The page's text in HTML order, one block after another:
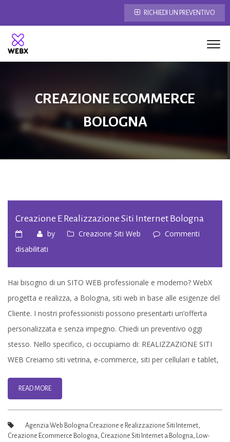
RICHIEDI UN PREVENTIVO
CREAZIONE ECOMMERCE
BOLOGNA
Creazione E Realizzazione Siti Internet Bologna
by Creazione Siti Web
Commenti
disabilitati
e
Realizzazione
Siti
Internet
Bologna
Hai bisogno di un SITO WEB professionale e moderno? WebX
progetta e realizza, a Bologna, siti web in base alle esigenze del
Cliente. I nostri professionisti possono presentarti un’offerta
personalizzata e senza impegno. Chiedi un preventivo oggi
stesso. Nello specifico, ci occupiamo di: REALIZZAZIONE SITI
WEB Creiamo siti vetrina, e-commerce, siti per cellulari e tablet,
READ MORE
Agenzia Web Bologna Creazione e Realizzazione Siti Internet,
Creazione Ecommerce Bologna, Creazione Siti Internet a Bologna, Low-